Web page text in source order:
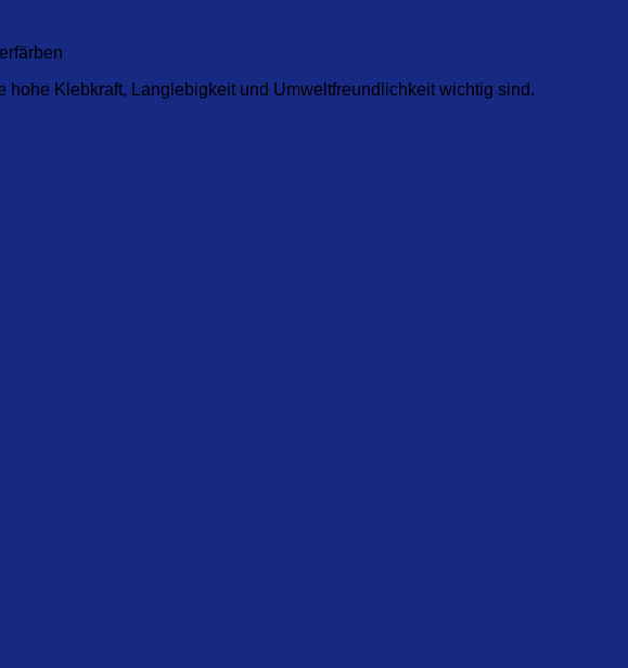
Klebkraft, Langlebigkeit und Umweltfreundlichkeit wichtig sind.